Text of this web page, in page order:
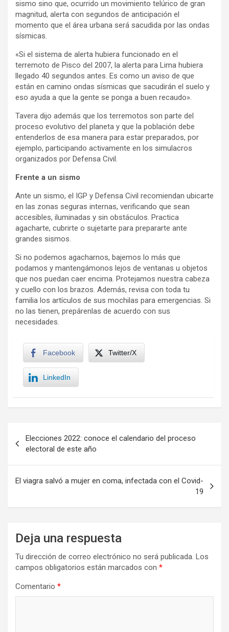
sismo sino que, ocurrido un movimiento telúrico de gran
magnitud, alerta con segundos de anticipación el
momento que el área urbana será sacudida por las ondas
sísmicas.
«Si el sistema de alerta hubiera funcionado en el
terremoto de Pisco del 2007, la alerta para Lima hubiera
llegado 40 segundos antes. Es como un aviso de que
están en camino ondas sísmicas que sacudirán el suelo y
eso ayuda a que la gente se ponga a buen recaudo».
Tavera dijo además que los terremotos son parte del
proceso evolutivo del planeta y que la población debe
entenderlos de esa manera para estar preparados, por
ejemplo, participando activamente en los simulacros
organizados por Defensa Civil.
Frente a un sismo
Ante un sismo, el IGP y Defensa Civil recomiendan ubicarte
en las zonas seguras internas, verificando que sean
accesibles, iluminadas y sin obstáculos. Practica
agacharte, cubrirte o sujetarte para prepararte ante
grandes sismos.
Si no podemos agacharnos, bajemos lo más que
podamos y mantengámonos lejos de ventanas u objetos
que nos puedan caer encima. Protejamos nuestra cabeza
y cuello con los brazos. Además, revisa con toda tu
familia los artículos de sus mochilas para emergencias. Si
no las tienen, prepárenlas de acuerdo con sus
necesidades.
Facebook Twitter/X
LinkedIn
de
entradas
Elecciones 2022: conoce el calendario del proceso
electoral de este año
El viagra salvó a mujer en coma, infectada con el Covid-
19
Deja una respuesta
Tu dirección de correo electrónico no será publicada. Los
campos obligatorios están marcados con *
Comentario *